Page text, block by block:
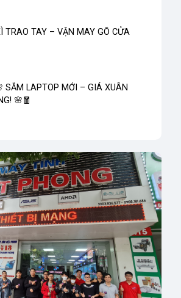
TRAO TAY – VẬN MAY GÕ CỬA
SẮM LAPTOP MỚI – GIÁ XUÂN
🌸🧧